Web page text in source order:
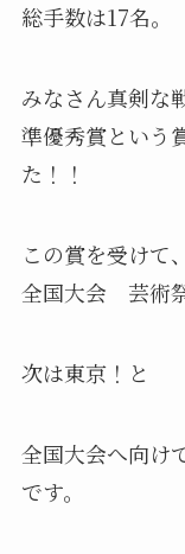
総手数は17名。
みなさん真剣な
準優秀賞という
た！！
この賞を受けて
全国大会 芸術
次は東京！と
全国大会へ向け
です。